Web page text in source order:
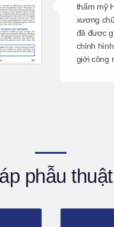
thẩm mỹ
xương
đã được
chỉnh
giới công
phẫu